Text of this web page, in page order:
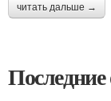
читать дальше →
Последние